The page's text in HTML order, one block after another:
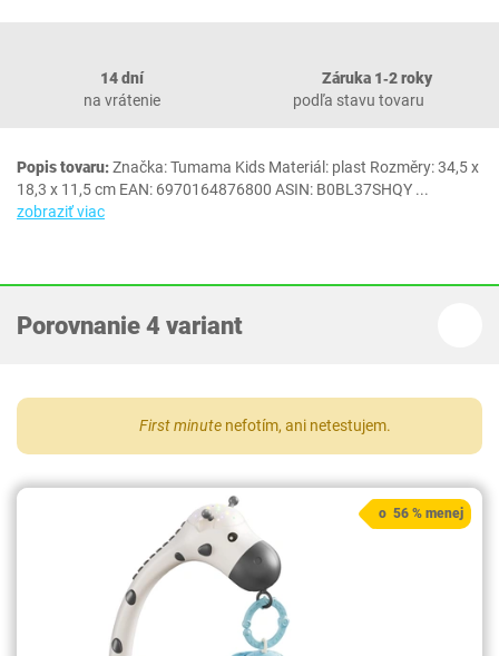
14 dní
na vrátenie
Záruka 1‐2 roky
podľa stavu tovaru
Popis tovaru:Značka: Tumama Kids Materiál: plast Rozměry: 34,5 x
18,3 x 11,5 cm EAN: 6970164876800 ASIN: B0BL37SHQY ...
zobraziť viac
Porovnanie 4 variant
First minute nefotím, ani netestujem.
o 56 % menej